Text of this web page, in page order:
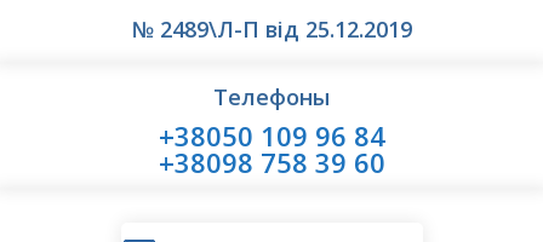
№ 2489\Л-П від 25.12.2019
Телефоны
+38050 109 96 84
+38098 758 39 60